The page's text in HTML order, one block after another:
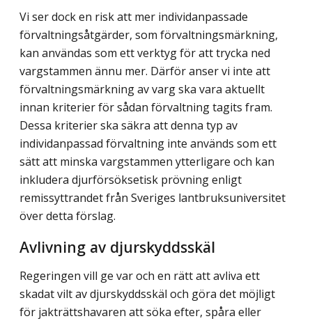
Vi ser dock en risk att mer individanpassade
förvaltningsåtgärder, som förvaltnings­märkning,
kan användas som ett verktyg för att trycka ned
vargstammen ännu mer. Därför anser vi inte att
förvaltningsmärkning av varg ska vara aktuellt
innan kriterier för sådan förvaltning tagits fram.
Dessa kriterier ska säkra att denna typ av
individanpassad förvaltning inte används som ett
sätt att minska vargstammen ytterligare och kan
inkludera djurförsöksetisk prövning enligt
remissyttrandet från Sveriges lantbruks­universitet
över detta förslag.
Avlivning av djurskyddsskäl
Regeringen vill ge var och en rätt att avliva ett
skadat vilt av djurskyddsskäl och göra det möjligt
för jakträttshavaren att söka efter, spåra eller